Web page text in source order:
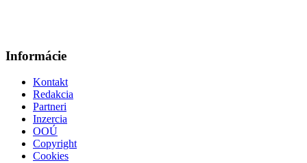
Informácie
Kontakt
Redakcia
Partneri
Inzercia
OOÚ
Copyright
Cookies